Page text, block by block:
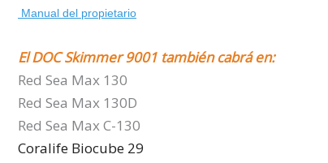
Manual del propietario
El DOC Skimmer 9001 también cabrá en:
Red Sea Max 130
Red Sea Max 130D
Red Sea Max C-130
Coralife Biocube 29